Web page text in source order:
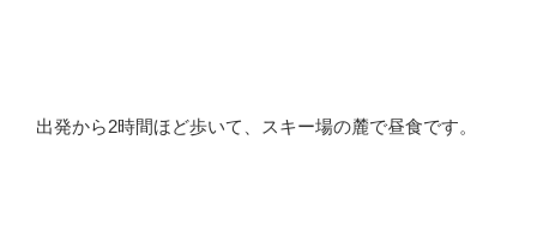
出発から2時間ほど歩いて、スキー場の麓で昼食です。